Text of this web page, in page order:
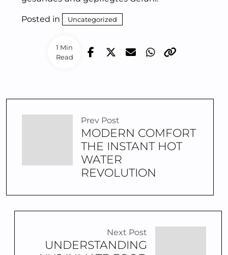
1 Min
Read
Posted in Uncategorized
Prev Post
MODERN COMFORT
THE INSTANT HOT
WATER
REVOLUTION
Next Post
UNDERSTANDING